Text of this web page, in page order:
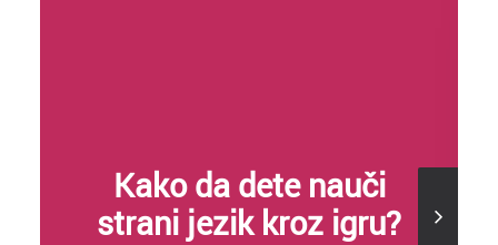
Kako da dete nauči
strani jezik kroz igru?